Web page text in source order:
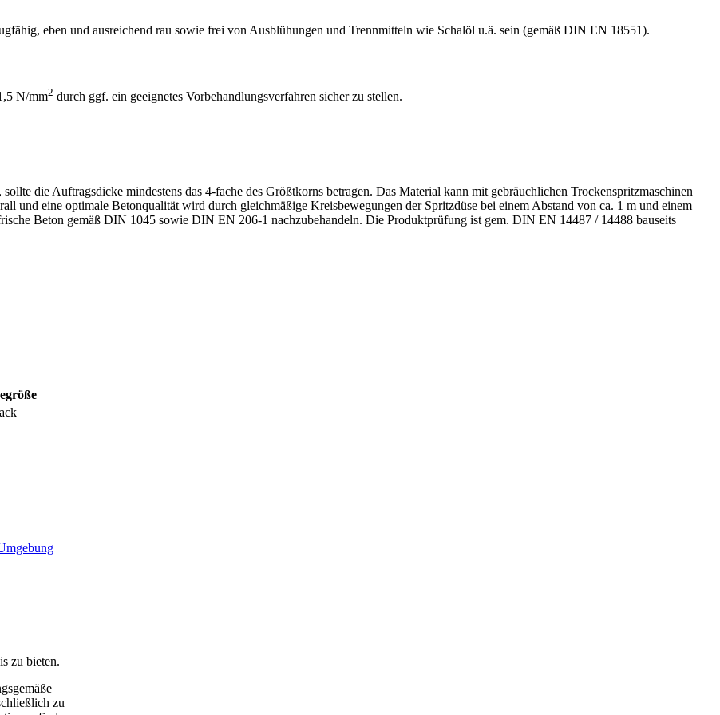
eben und ausreichend rau sowie frei von Ausblühungen und Trennmitteln wie Schalöl u.ä. sein (gemäß DIN EN 18551).
N/mm2 durch ggf. ein geeignetes Vorbehandlungsverfahren sicher zu stellen.
die Auftragsdicke mindestens das 4-fache des Größtkorns betragen. Das Material kann mit gebräuchlichen Trockenspritzmaschinen
und eine optimale Betonqualität wird durch gleichmäßige Kreisbewegungen der Spritzdüse bei einem Abstand von ca. 1 m und einem
Beton gemäß DIN 1045 sowie DIN EN 206-1 nachzubehandeln. Die Produktprüfung ist gem. DIN EN 14487 / 14488 bauseits
zu bieten.
zu